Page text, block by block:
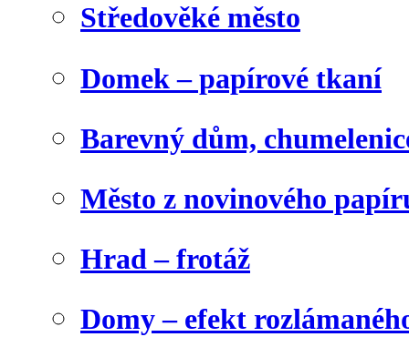
Středověké město
Domek – papírové tkaní
Barevný dům,
Město z novinového
Hrad – frotáž
Domy – efekt